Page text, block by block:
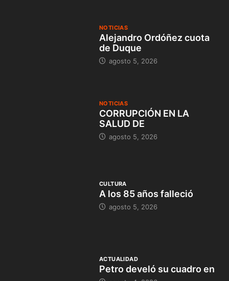
NOTICIAS
Alejandro Ordóñez cuota
de Duque
agosto 5, 2026
NOTICIAS
CORRUPCIÓN EN LA
SALUD DE
agosto 5, 2026
CULTURA
A los 85 años falleció
agosto 5, 2026
ACTUALIDAD
Petro develó su cuadro en